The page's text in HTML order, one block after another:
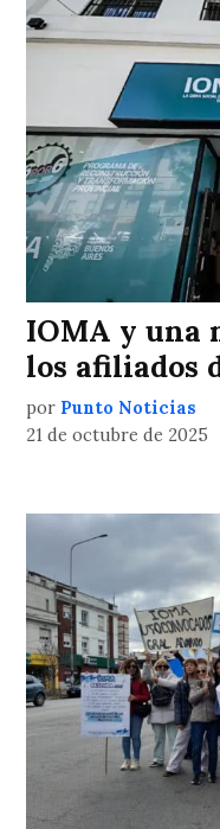
IOMA y una
los afiliados
por Punto Noticias
21 de octubre de 2025